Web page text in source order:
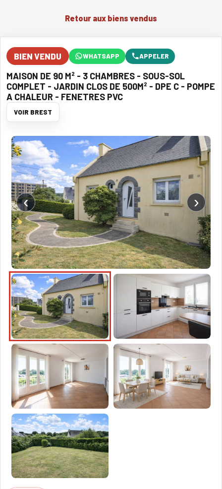
Retour aux biens vendus
BIEN VENDU WHATSAPP APPELER
MAISON DE 90 M² - 3 CHAMBRES - SOUS-SOL
COMPLET - JARDIN CLOS DE 500M² - DPE C - POMPE
A CHALEUR - FENETRES PVC
VOIR BREST
‹ ›